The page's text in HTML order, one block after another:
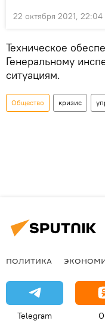
22 октября 2021, 22:04
Техническое
Генеральному
ситуациям.
Общество кризис
ПОЛИТИКА
Telegram